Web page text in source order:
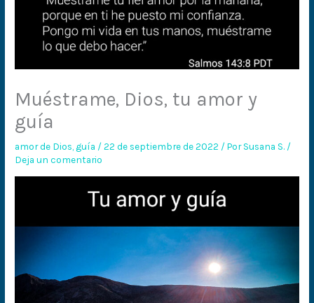
Muéstrame, Dios, tu amor y
guía
amor de Dios, guía /22 de septiembre de 2022 / PorSusana S. /
Deja un comentario